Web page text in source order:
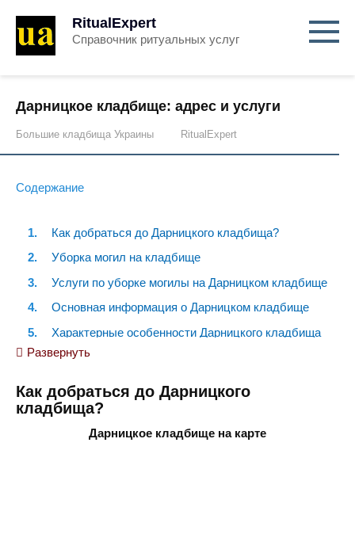
RitualExpert
Справочник ритуальных услуг
Дарницкое кладбище: адрес и услуги
Большие кладбища Украины RitualExpert
Содержание
Как добраться до Дарницкого кладбища?
Уборка могил на кладбище
Услуги по уборке могилы на Дарницком кладбище
Основная информация о Дарницком кладбище
Характерные особенности Дарницкого кладбища
Развернуть
Как добраться до Дарницкого
кладбища?
Дарницкое кладбище на карте